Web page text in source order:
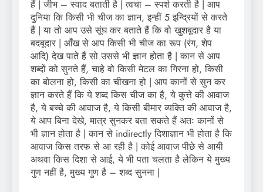
हैं | जीभ – स्वाद बताती है | त्वचा – स्पर्श करती है | आप
दुनिया कि किसी भी चीज का ज्ञान, इन्हीं 5 इन्द्रियों से करते
हैं | या तो आप उसे सूंघ कर बताते हैं कि वो खुशबूदार है या
बदबूदार | आँख से आप किसी भी चीज का रूप (रंग, शेप
आदि) देख पाते हैं सो उससे भी ज्ञान होता है | कान से आप
शब्दों को सुनते हैं, चाहे वो किसी मेटल का गिरना हो, किसी
का बोलना हो, किसी का चीखना हो | आप कानों से सुन कर
ज्ञान करते हैं कि ये शब्द किस चीज का है, ये कुत्ते की आवाज
है, ये बच्चे की आवाज है, ये किसी बीमार व्यक्ति की आवाज है,
ये आप बिना देखे, मात्र सुनकर बता सकते हैं अतः कानों से
भी ज्ञान होता है | कान से indirectly दिशाज्ञान भी होता है कि
आवाज किस तरफ से आ रही है | कोई आवाज पीछे से आयी
अथवा किस दिशा से आई, ये भी पता चलता है लेकिन ये मुख्य
गुण नहीं है, मुख्य गुण है – शब्द सुनना |